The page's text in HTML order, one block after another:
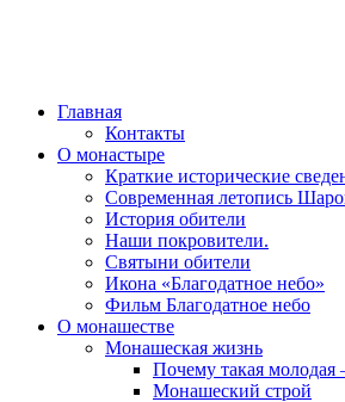
Главная
Контакты
О монастыре
Краткие исторические
Современная летопись
История обители
Наши покровители.
Святыни обители
Икона «Благодатное небо»
Фильм Благодатное небо
О монашестве
Монашеская жизнь
Почему такая
Монашеский строй